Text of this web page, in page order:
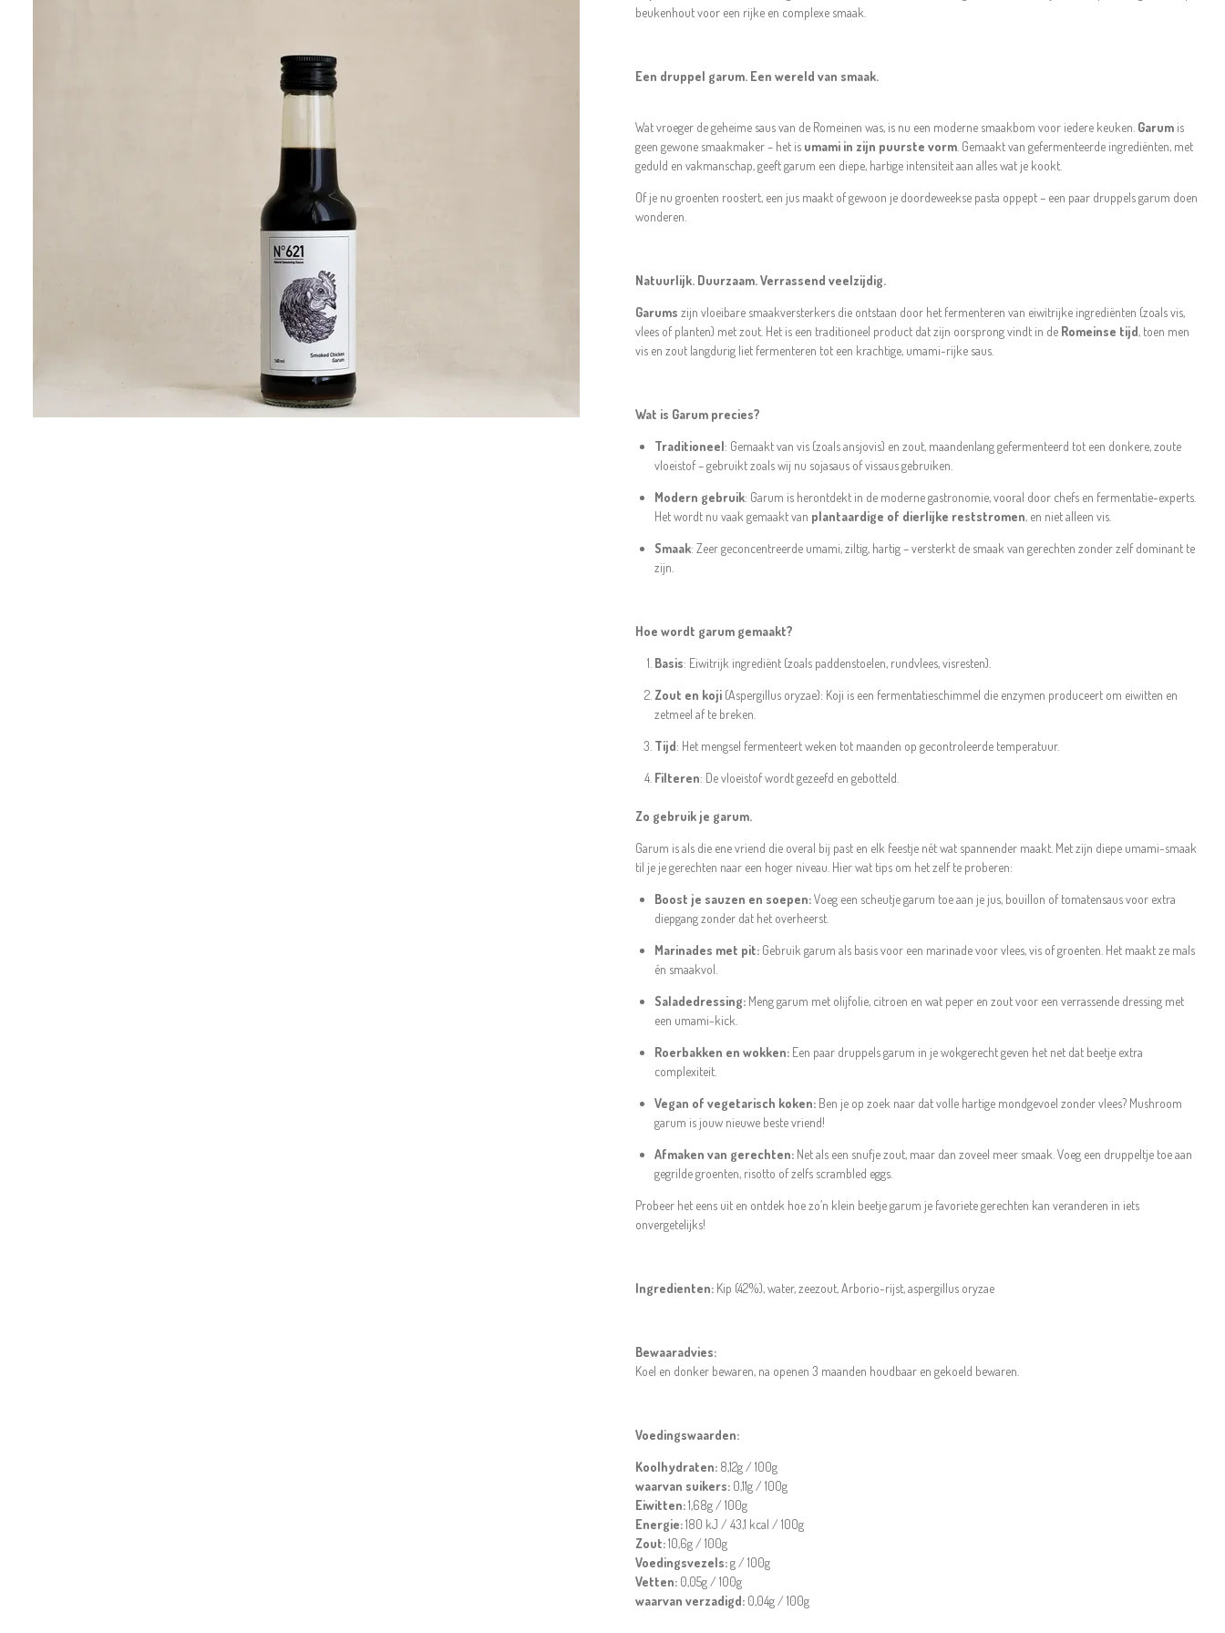
beukenhout voor een rijke en complexe smaak.
Een druppel garum. Een wereld van smaak.
Wat vroeger de geheime saus van de Romeinen was, is nu een moderne smaakbom voor iedere keuken. Garum is
geen gewone smaakmaker – het is umami in zijn puurste vorm . Gemaakt van gefermenteerde ingrediënten, met
geduld en vakmanschap, geeft garum een diepe, hartige intensiteit aan alles wat je kookt.
Of je nu groenten roostert, een jus maakt of gewoon je doordeweekse pasta oppept – een paar druppels garum doen
wonderen.
Natuurlijk. Duurzaam. Verrassend veelzijdig.
Garums zijn vloeibare smaakversterkers die ontstaan door het fermenteren van eiwitrijke ingrediënten (zoals vis,
vlees of planten) met zout. Het is een traditioneel product dat zijn oorsprong vindt in de Romeinse tijd, toen men
vis en zout langdurig liet fermenteren tot een krachtige, umami-rijke saus.
Wat is Garum precies?
Traditioneel: Gemaakt van vis (zoals ansjovis) en zout, maandenlang gefermenteerd tot een donkere, zoute
vloeistof – gebruikt zoals wij nu sojasaus of vissaus gebruiken.
Modern gebruik: Garum is herontdekt in de moderne gastronomie, vooral door chefs en fermentatie-experts.
Het wordt nu vaak gemaakt van plantaardige of dierlijke reststromen, en niet alleen vis.
Smaak: Zeer geconcentreerde umami, ziltig, hartig – versterkt de smaak van gerechten zonder zelf dominant te
zijn.
Hoe wordt garum gemaakt?
Basis: Eiwitrijk ingrediënt (zoals paddenstoelen, rundvlees, visresten).
Zout en koji (Aspergillus oryzae): Koji is een fermentatieschimmel die enzymen produceert om eiwitten en
zetmeel af te breken.
Tijd: Het mengsel fermenteert weken tot maanden op gecontroleerde temperatuur.
Filteren: De vloeistof wordt gezeefd en gebotteld.
Zo gebruik je garum.
Garum is als die ene vriend die overal bij past en elk feestje nét wat spannender maakt. Met zijn diepe umami-smaak
til je je gerechten naar een hoger niveau. Hier wat tips om het zelf te proberen:
Boost je sauzen en soepen:Voeg een scheutje garum toe aan je jus, bouillon of tomatensaus voor extra
diepgang zonder dat het overheerst.
Marinades met pit: Gebruik garum als basis voor een marinade voor vlees, vis of groenten. Het maakt ze mals
én smaakvol.
Saladedressing: Meng garum met olijfolie, citroen en wat peper en zout voor een verrassende dressing met
een umami-kick.
Roerbakken en wokken: Een paar druppels garum in je wokgerecht geven het net dat beetje extra
complexiteit.
Vegan of vegetarisch koken: Ben je op zoek naar dat volle hartige mondgevoel zonder vlees? Mushroom
garum is jouw nieuwe beste vriend!
Afmaken van gerechten: Net als een snufje zout, maar dan zoveel meer smaak. Voeg een druppeltje toe aan
gegrilde groenten, risotto of zelfs scrambled eggs.
Probeer het eens uit en ontdek hoe zo’n klein beetje garum je favoriete gerechten kan veranderen in iets
onvergetelijks!
Ingredienten: Kip (42%), water, zeezout, Arborio-rijst, aspergillus oryzae
Bewaaradvies:
Koel en donker bewaren, na openen 3 maanden houdbaar en gekoeld bewaren.
Voedingswaarden:
Koolhydraten: 8,12g / 100g
waarvan suikers: 0,11g / 100g
Eiwitten:1,68g / 100g
Energie:180 kJ / 43,1 kcal / 100g
Zout:10,6g / 100g
Voedingsvezels:g / 100g
Vetten: 0,05g / 100g
waarvan verzadigd: 0,04g / 100g